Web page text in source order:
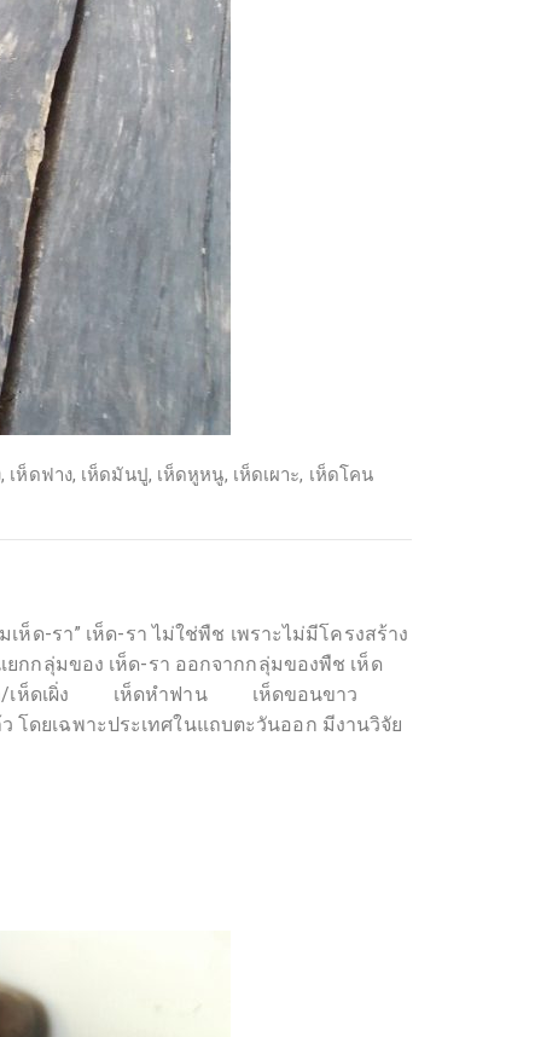
, เห็ดฟาง, เห็ดมันปู, เห็ดหูหนู, เห็ดเผาะ, เห็ดโคน
ห็ด-รา” เห็ด-รา ไม่ใช่พืช เพราะไม่มีโครงสร้าง
กกลุ่มของ เห็ด-รา ออกจากกลุ่มของพืช เห็ด
า/เห็ดเผิ่ง เห็ดหำฟาน เห็ดขอนขาว
โดยเฉพาะประเทศในแถบตะวันออก มีงานวิจัย